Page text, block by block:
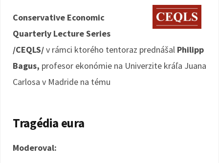
o
k
e
Conservative Economic
Quarterly Lecture Series
/CEQLS/v rámci ktorého tentoraz prednášal Philipp
Bagus, profesor ekonómie na Univerzite kráľa Juana
Carlosa v Madride na tému
Tragédia eura
Moderoval: